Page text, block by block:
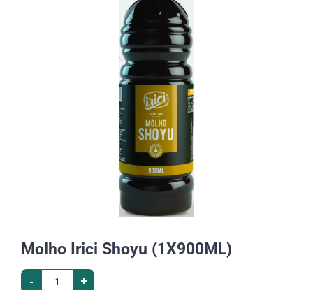
Molho Irici Shoyu (1X900ML)
- +